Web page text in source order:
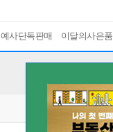
예사단독판매 이달의사은품